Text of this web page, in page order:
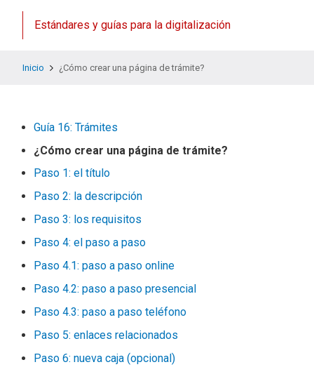
Estándares y guías para la digitalización
Inicio ¿Cómo crear una página de trámite?
Guía 16: Trámites
¿Cómo crear una página de trámite?
Paso 1: el título
Paso 2: la descripción
Paso 3: los requisitos
Paso 4: el paso a paso
Paso 4.1: paso a paso online
Paso 4.2: paso a paso presencial
Paso 4.3: paso a paso teléfono
Paso 5: enlaces relacionados
Paso 6: nueva caja (opcional)